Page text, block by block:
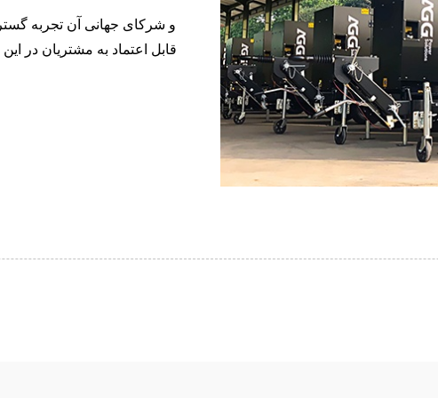
سری K، ۷-۴۹ کیلوولت آمپر
سری V 94-285 کیلوولت آمپر
سری DE 250-825 KVA
سری H 165-935 KVA
سری V، ۳۵۰-۸۰۰ کیلوولت
آمپر
قابل اعتماد به مشتریان در